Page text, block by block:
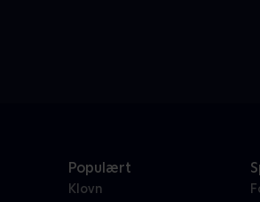
Populært
Klovn